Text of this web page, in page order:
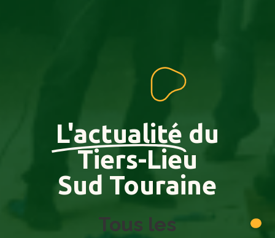
L'actualité du
Tiers-Lieu
Sud Touraine
Tous les